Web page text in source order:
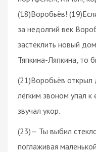
(18)Воробьёв!
за недолгий век
застеклить новый
Тяпкина-Ляпкина, то
(21)Воробьёв открыл
лёгким звоном упал к
звучал укор.
(23)— Ты выбил
поглаживая